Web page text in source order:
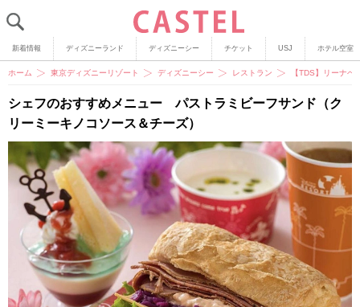
新着情報 ディズニーランド ディズニーシー チケット USJ ホテル空室
ホーム 東京ディズニーリゾート ディズニーシー レストラン 【TDS】リーナ
シェフのおすすめメニュー パストラミビーフサンド（ク
リーミーキノコソース＆チーズ）